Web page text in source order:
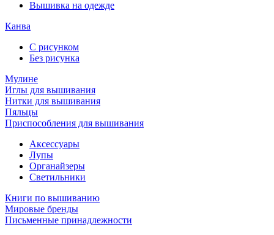
Вышивка на одежде
Канва
С рисунком
Без рисунка
Мулине
Иглы для вышивания
Нитки для вышивания
Пяльцы
Приспособления для вышивания
Аксессуары
Лупы
Органайзеры
Светильники
Книги по вышиванию
Мировые бренды
Письменные принадлежности